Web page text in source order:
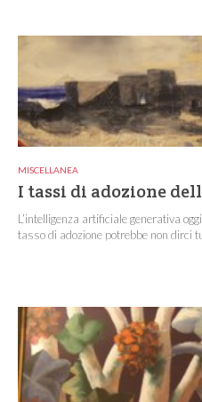
MISCELLANEA
I tassi di adozione
L’intelligenza artificiale generativa
tasso di adozione potrebbe non dirci